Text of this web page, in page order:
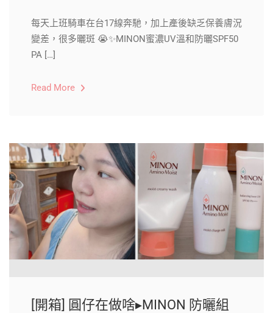
每天上班騎車在台17線奔馳，加上產後缺乏保養膚況
變差，很多曬斑 😭✨MINON蜜濃UV溫和防曬SPF50
PA […]
Read More
[開箱] 圓仔在做啥▸MINON 防曬組